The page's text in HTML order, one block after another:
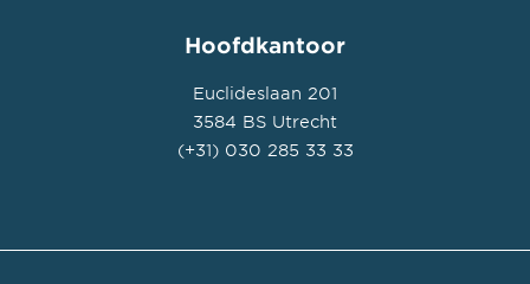
Hoofdkantoor
Euclideslaan 201
3584 BS Utrecht
(+31) 030 285 33 33